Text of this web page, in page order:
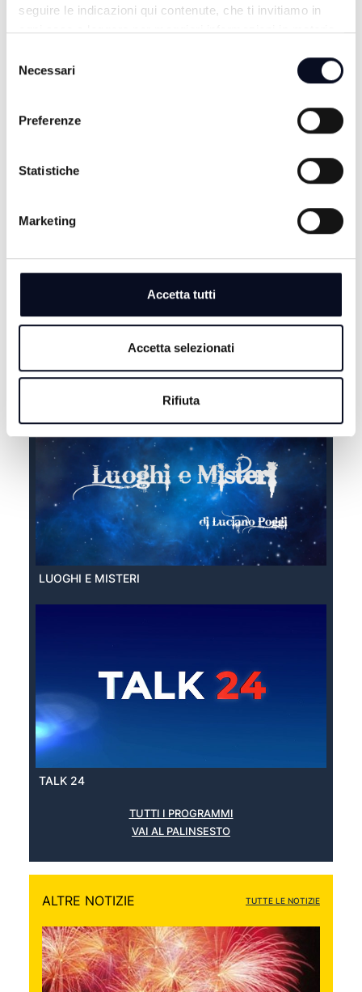
seguire le indicazioni qui contenute, che ti invitiamo in
ogni caso a leggere per maggiori informazioni in materia
delNecessari
Preferenze
Statistiche
Marketing
Accetta tutti
Accetta selezionati
Rifiuta
TG SERA
EXTRA ESTATE
LUOGHI E MISTERI
TALK 24
TUTTI I PROGRAMMI
VAI AL PALINSESTO
ALTRE NOTIZIE TUTTE LE NOTIZIE